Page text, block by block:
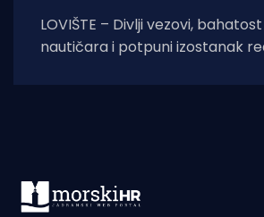
LOVIŠTE – Divlji vezovi,
nautičara i potpuni izostanak